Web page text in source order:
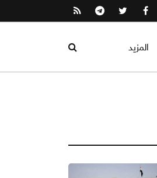
المزيد